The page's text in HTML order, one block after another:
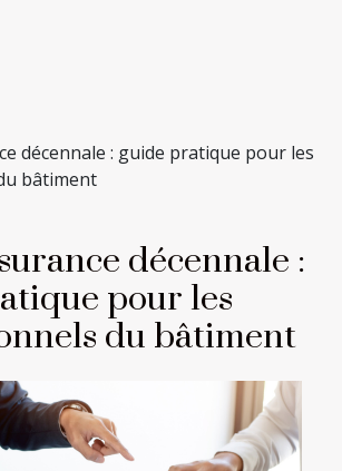
décennale : guide pratique pour les
bâtiment
décennale :
pour les
du bâtiment